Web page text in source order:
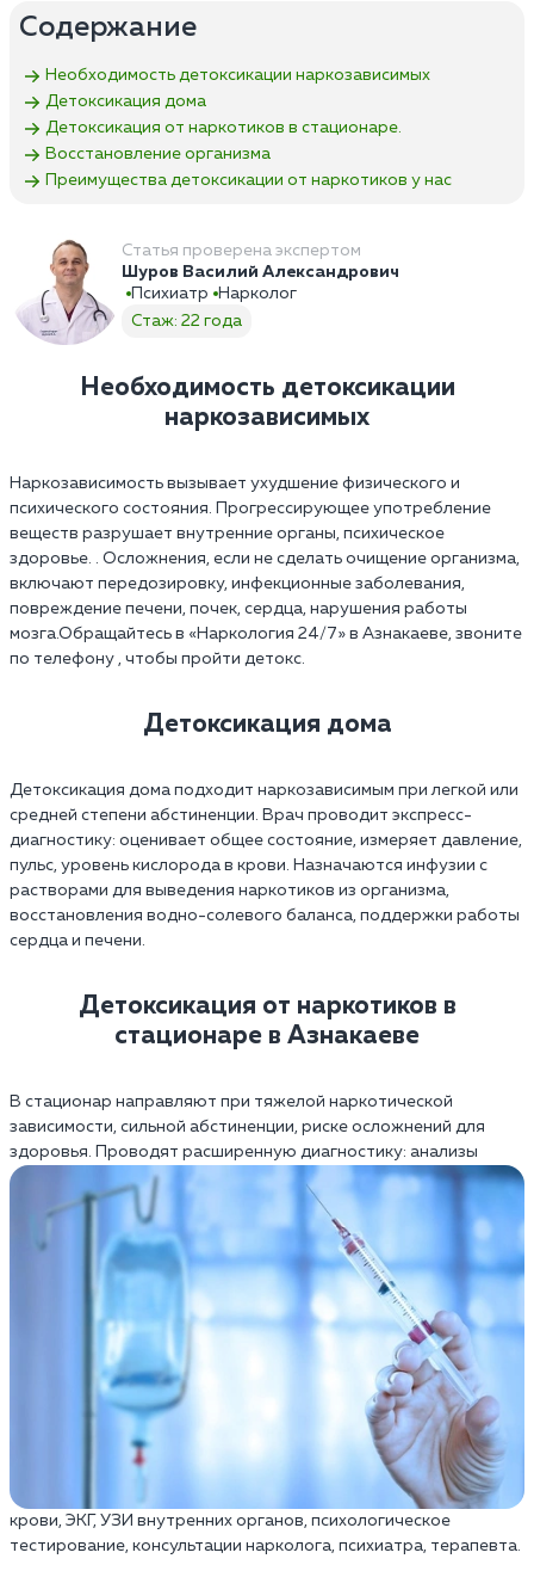
Содержание
Необходимость детоксикации наркозависимых
Детоксикация дома
Детоксикация от наркотиков в стационаре.
Восстановление организма
Преимущества детоксикации от наркотиков у нас
Статья проверена экспертом
Шуров Василий Александрович
Психиатр
Нарколог
Стаж: 22 года
Необходимость детоксикации
наркозависимых
Наркозависимость вызывает ухудшение физического и
психического состояния. Прогрессирующее употребление
веществ разрушает внутренние органы, психическое
здоровье. . Осложнения, если не сделать очищение организма,
включают передозировку, инфекционные заболевания,
повреждение печени, почек, сердца, нарушения работы
мозга.Обращайтесь в «Наркология 24/7» в Азнакаеве, звоните
по телефону , чтобы пройти детокс.
Детоксикация дома
Детоксикация дома подходит наркозависимым при легкой или
средней степени абстиненции. Врач проводит экспресс-
диагностику: оценивает общее состояние, измеряет давление,
пульс, уровень кислорода в крови. Назначаются инфузии с
растворами для выведения наркотиков из организма,
восстановления водно-солевого баланса, поддержки работы
сердца и печени.
Детоксикация от наркотиков в
стационаре в Азнакаеве
В стационар направляют при тяжелой наркотической
зависимости, сильной абстиненции, риске осложнений для
здоровья. Проводят расширенную диагностику: анализы
крови, ЭКГ, УЗИ внутренних органов, психологическое
тестирование, консультации нарколога, психиатра, терапевта.